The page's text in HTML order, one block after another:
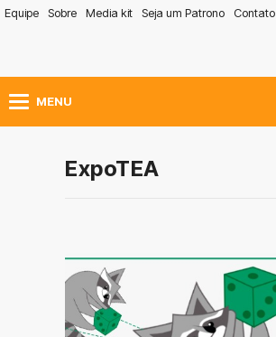
Equipe Sobre Media kit Seja um Patrono Contato
MENU
ExpoTEA